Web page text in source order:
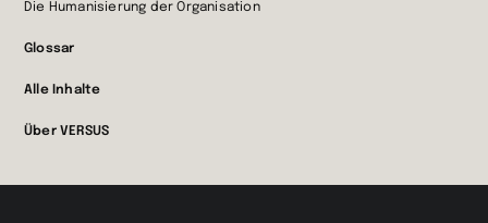
Die Humanisierung der Organisation
Glossar
Alle Inhalte
Über VERSUS